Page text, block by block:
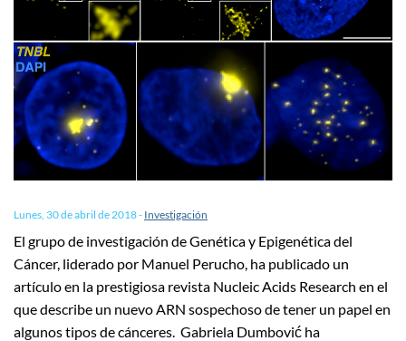
Lunes, 30 de abril de 2018- Investigación
El grupo de investigación de Genética y Epigenética del
Cáncer, liderado por Manuel Perucho, ha publicado un
artículo en la prestigiosa revista Nucleic Acids Research en el
que describe un nuevo ARN sospechoso de tener un papel en
algunos tipos de cánceres. Gabriela Dumbović ha